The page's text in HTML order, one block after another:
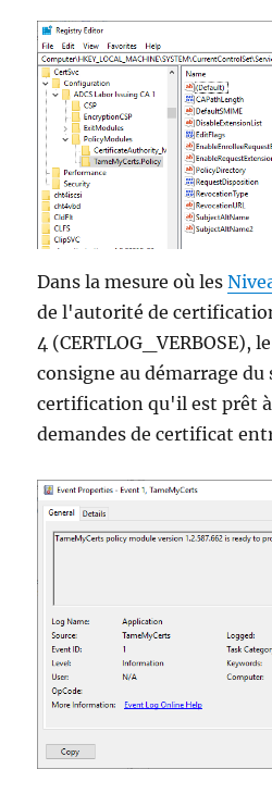
Dans la mesure où les
de l'autorité de
4 (CERTLOG_VERBOSE),
consigne au démarrage
certification qu'il est prêt
demandes de certificat